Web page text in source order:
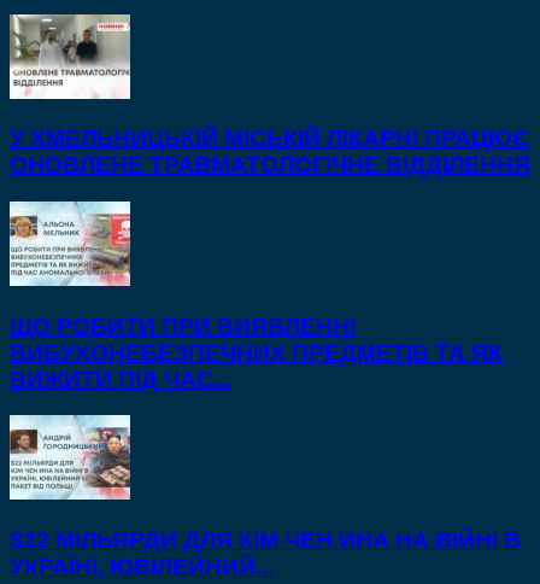
У ХМЕЛЬНИЦЬКІЙ МІСЬКІЙ ЛІКАРНІ ПРАЦЮЄ
ОНОВЛЕНЕ ТРАВМАТОЛОГІЧНЕ ВІДДІЛЕННЯ
ЩО РОБИТИ ПРИ ВИЯВЛЕННІ
ВИБУХОНЕБЕЗПЕЧНИХ ПРЕДМЕТІВ ТА ЯК
ВИЖИТИ ПІД ЧАС...
$22 МІЛЬЯРДИ ДЛЯ КІМ ЧЕН ИНА НА ВІЙНІ В
УКРАЇНІ, ЮВІЛЕЙНИЙ...